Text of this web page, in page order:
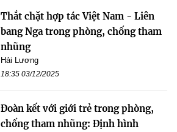
Thắt chặt hợp tác Việt Nam - Liên
bang Nga trong phòng, chống tham
nhũng
Hải Lương
18:35 03/12/2025
Đoàn kết với giới trẻ trong phòng,
chống tham nhũng: Định hình